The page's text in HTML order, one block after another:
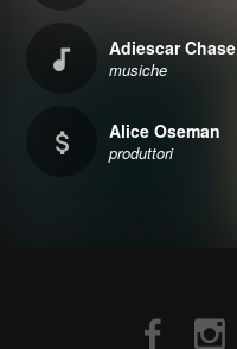
Adiescar Chase
musiche
Alice Oseman
produttori